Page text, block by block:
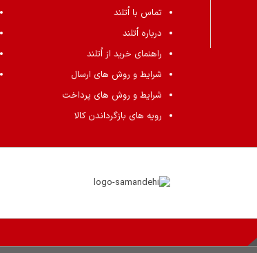
تماس با اُتلند
درباره اُتلند
راهنمای خرید از اُتلند
شرایط و روش های ارسال
شرایط و روش های پرداخت
رویه های بازگرداندن کالا